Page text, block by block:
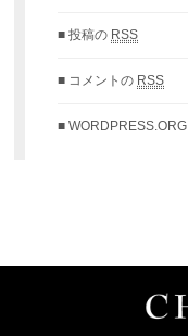
投稿の RSS
コメントの RSS
WORDPRESS.ORG